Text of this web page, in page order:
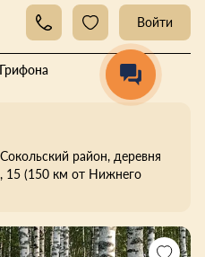
Войти
район, деревня
15 (150 км от Нижнего